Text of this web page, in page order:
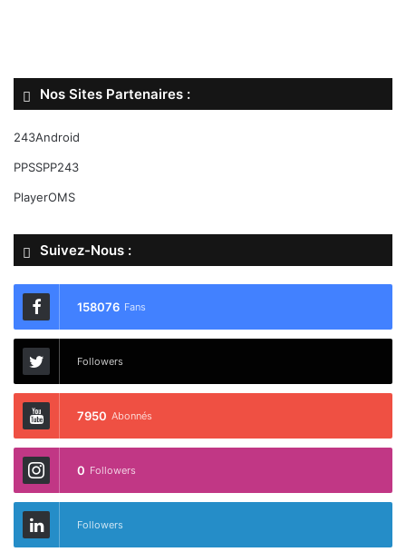
Nos Sites Partenaires :
243Android
PPSSPP243
PlayerOMS
Suivez-Nous :
158076 Fans
Followers
7950 Abonnés
0 Followers
Followers